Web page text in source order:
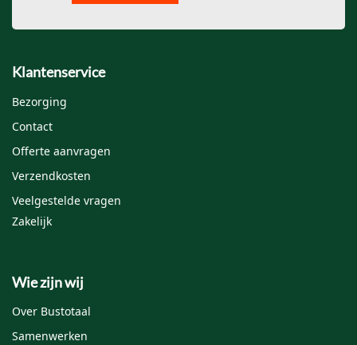
Klantenservice
Bezorging
Contact
Offerte aanvragen
Verzendkosten
Veelgestelde vragen
Zakelijk
Wie zijn wij
Over Bustotaal
Samenwerken